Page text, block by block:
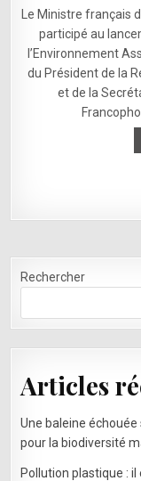
Le Ministre français
participé au
l’Environnement
du Président de la
et de la
Rechercher
Articles
Une baleine échouée
pour la biodiversité
Pollution plastique :